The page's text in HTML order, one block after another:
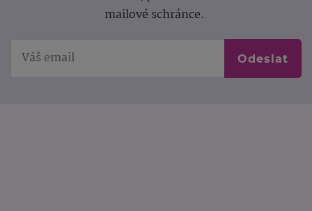
mailové schránce.
Odeslat